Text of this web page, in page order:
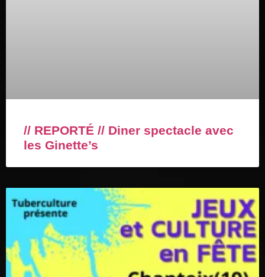
// REPORTÉ // Diner spectacle avec
les Ginette’s